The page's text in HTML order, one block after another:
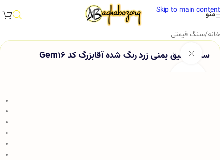
Skip to main content
منو
خانه/سنگ قیمتی
سنگ عقیق یمنی زرد رنگ شده آقابزرگ کد Gem16
برای بزرگنمایی کلیک کنید